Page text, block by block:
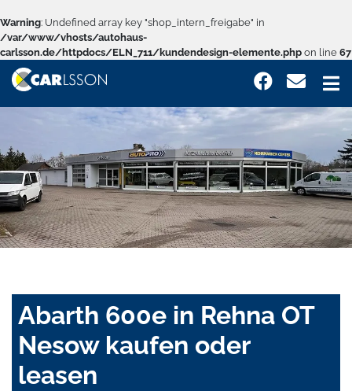
Warning: Undefined array key "shop_intern_freigabe" in
/var/www/vhosts/autohaus-
carlsson.de/httpdocs/ELN_711/kundendesign-elemente.php on line 67
Abarth 600e in Rehna OT
Nesow kaufen oder
leasen